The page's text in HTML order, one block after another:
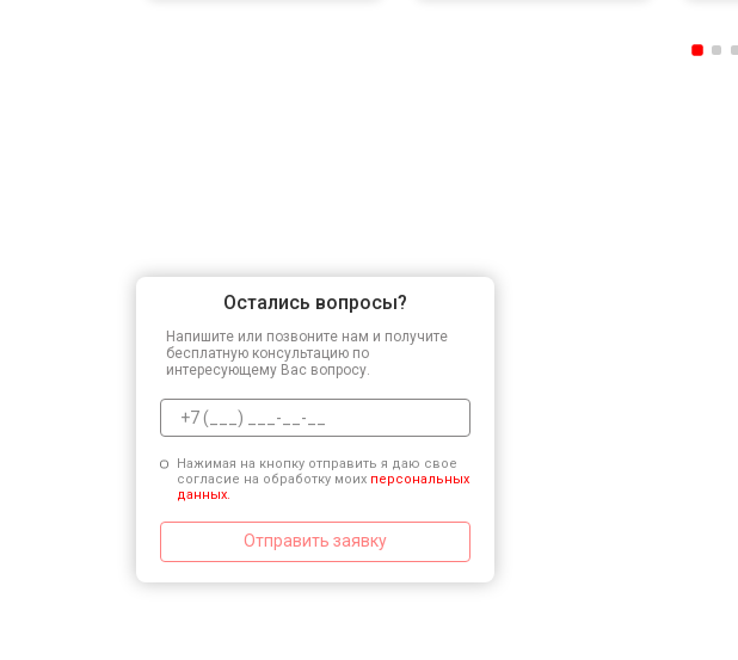
Остались вопросы?
Напишите или позвоните нам и получите
бесплатную консультацию по
интересующему Вас вопросу.
Нажимая на кнопку отправить я даю свое
согласие на обработку моих персональных
данных.
Отправить заявку